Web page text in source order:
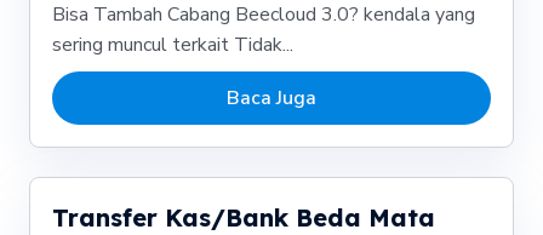
Bisa Tambah Cabang Beecloud 3.0? kendala yang
sering muncul terkait Tidak...
Baca Juga
Transfer Kas/Bank Beda Mata